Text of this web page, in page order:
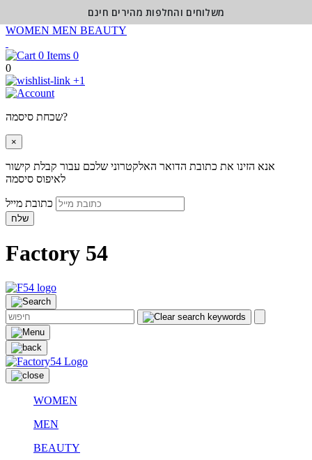
WOMEN MEN BEAUTY
0
0
+1
שכחת סיסמה?
×
אנא הזינו את כתובת הדואר האלקטרוני שלכם עבור קבלת קישור
לאיפוס סיסמה
שלח
Factory 54
WOMEN
MEN
BEAUTY
משלוחים והחלפות מהירים חינם